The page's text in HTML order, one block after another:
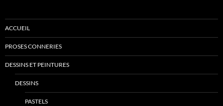
ACCUEIL
PROSES CONNERIES
DESSINS ET PEINTURES
DESSINS
PASTELS